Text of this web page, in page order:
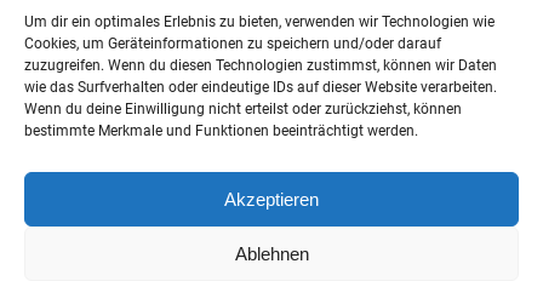
Um dir ein optimales Erlebnis zu bieten, verwenden wir Technologien wie
Cookies, um Geräteinformationen zu speichern und/oder darauf
zuzugreifen. Wenn du diesen Technologien zustimmst, können wir Daten
wie das Surfverhalten oder eindeutige IDs auf dieser Website verarbeiten.
Wenn du deine Einwilligung nicht erteilst oder zurückziehst, können
bestimmte Merkmale und Funktionen beeinträchtigt werden.
Akzeptieren
Ablehnen
Kontakt
Impressum
Datenschutzerklärung
Barrierefreiheit
Logineo NRW